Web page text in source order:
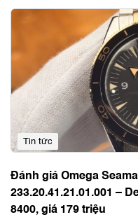
Tin tức
Đánh giá Omega
233.20.41.21.01.001 –
8400, giá 179 triệu